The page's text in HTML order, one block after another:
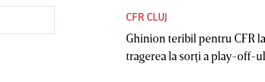
CFR CLUJ
Ghinion teribil pentru CFR la
tragerea la sorţi a play-off-